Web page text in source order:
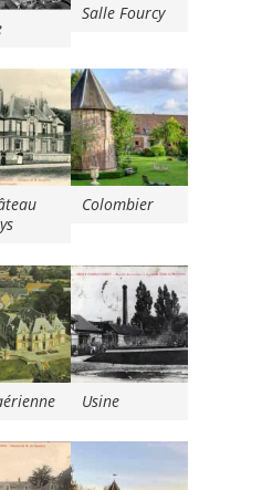
Salle Fourcy
Colombier
Usine